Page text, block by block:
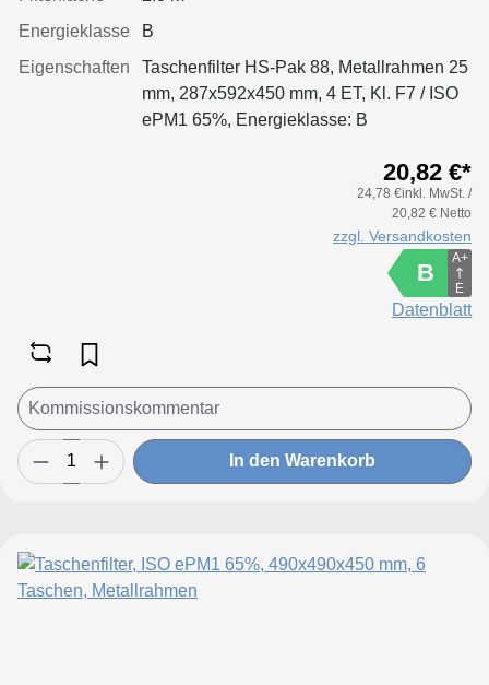
Energieklasse
B
Eigenschaften
Taschenfilter HS-Pak 88, Metallrahmen 25
mm, 287x592x450 mm, 4 ET, Kl. F7 / ISO
ePM1 65%, Energieklasse: B
20,82 €*
24,78 €inkl. MwSt. /
20,82 € Netto
zzgl. Versandkosten
B
A+
E
Datenblatt
In den Warenkorb